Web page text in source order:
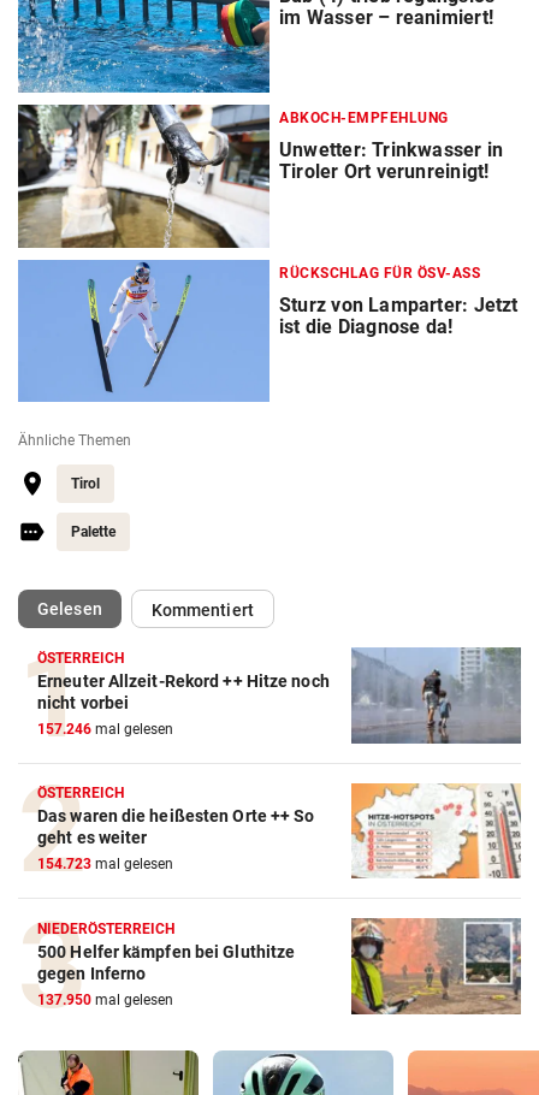
im Wasser – reanimiert!
ABKOCH-EMPFEHLUNG
Unwetter: Trinkwasser in
Tiroler Ort verunreinigt!
RÜCKSCHLAG FÜR ÖSV-ASS
Sturz von Lamparter: Jetzt
ist die Diagnose da!
Ähnliche Themen
Tirol
Palette
Gelesen(ausgewählt)Kommentiert
ÖSTERREICH
Erneuter Allzeit-Rekord ++ Hitze noch
nicht vorbei
157.246 mal gelesen
ÖSTERREICH
Das waren die heißesten Orte ++ So
geht es weiter
154.723 mal gelesen
NIEDERÖSTERREICH
500 Helfer kämpfen bei Gluthitze
gegen Inferno
137.950 mal gelesen